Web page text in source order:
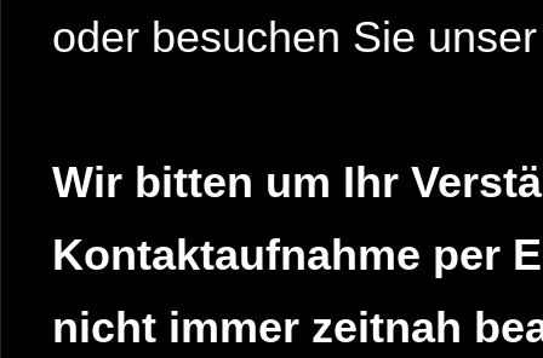
oder besuchen Sie
Wir bitten um Ihr
Kontaktaufnahme per
nicht immer zeitnah